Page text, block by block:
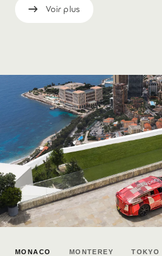
Voir plus
MONACO MONTEREY TOKYO